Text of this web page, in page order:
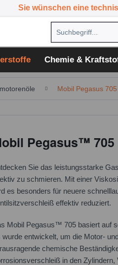
Sie wünschen eine
Chemie &
Mobil Pegasus 705
Pegasus™
Sie das leistungsstarke
zu schmieren. Mit einer
es besonders für neuere
effektiv reduziert.
Mobil Pegasus™ 705 basiert auf
wurde entwickelt, um die Motor-
chemische
in den